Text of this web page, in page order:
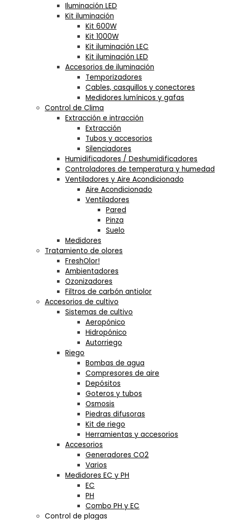
Iluminación LED
Kit iluminación
Kit 600W
Kit 1000W
Kit iluminación LEC
Kit iluminación LED
Accesorios de iluminación
Temporizadores
Cables, casquillos y conectores
Medidores lumínicos y gafas
Control de Clima
Extracción e intracción
Extracción
Tubos y accesorios
Silenciadores
Humidificadores / Deshumidificadores
Controladores de temperatura y humedad
Ventiladores y Aire Acondicionado
Aire Acondicionado
Ventiladores
Pared
Pinza
Suelo
Medidores
Tratamiento de olores
FreshOlor!
Ambientadores
Ozonizadores
Filtros de carbón antiolor
Accesorios de cultivo
Sistemas de cultivo
Aeropónico
Hidropónico
Autorriego
Riego
Bombas de agua
Compresores de aire
Depósitos
Goteros y tubos
Osmosis
Piedras difusoras
Kit de riego
Herramientas y accesorios
Accesorios
Generadores CO2
Varios
Medidores EC y PH
EC
PH
Combo PH y EC
Control de plagas